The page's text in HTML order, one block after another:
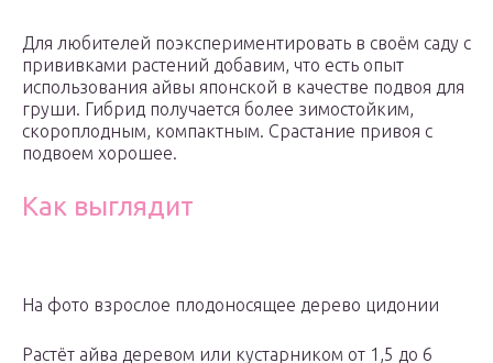
Для любителей поэкспериментировать в своём саду с
прививками растений добавим, что есть опыт
использования айвы японской в качестве подвоя для
груши. Гибрид получается более зимостойким,
скороплодным, компактным. Срастание привоя с
подвоем хорошее.
Как выглядит
На фото взрослое плодоносящее дерево цидонии
Растёт айва деревом или кустарником от 1,5 до 6